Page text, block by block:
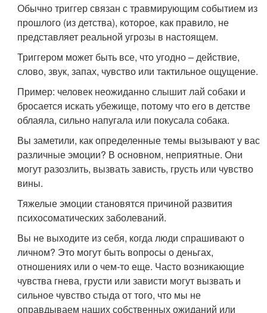
Обычно триггер связан с травмирующим событием из
прошлого (из детства), которое, как правило, не
представляет реальной угрозы в настоящем.
Триггером может быть все, что угодно – действие,
слово, звук, запах, чувство или тактильное ощущение.
Пример: человек неожиданно слышит лай собаки и
бросается искать убежище, потому что его в детстве
облаяла, сильно напугала или покусала собака.
Вы заметили, как определенные темы вызывают у вас
различные эмоции? В основном, неприятные. Они
могут разозлить, вызвать зависть, грусть или чувство
вины.
Тяжелые эмоции становятся причиной развития
психосоматических заболеваний.
Вы не выходите из себя, когда люди спрашивают о
личном? Это могут быть вопросы о деньгах,
отношениях или о чем-то еще. Часто возникающие
чувства гнева, грусти или зависти могут вызвать и
сильное чувство стыда от того, что мы не
оправдываем наших собственных ожиданий или